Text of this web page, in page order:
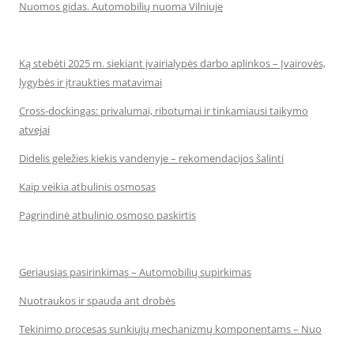
Nuomos gidas. Automobilių nuoma Vilniuje
Ką stebėti 2025 m. siekiant įvairialypės darbo aplinkos – Įvairovės,
lygybės ir įtraukties matavimai
Cross-dockingas: privalumai, ribotumai ir tinkamiausi taikymo
atvejai
Didelis geležies kiekis vandenyje – rekomendacijos šalinti
Kaip veikia atbulinis osmosas
Pagrindinė atbulinio osmoso paskirtis
Geriausias pasirinkimas – Automobilių supirkimas
Nuotraukos ir spauda ant drobės
Tekinimo procesas sunkiųjų mechanizmų komponentams – Nuo